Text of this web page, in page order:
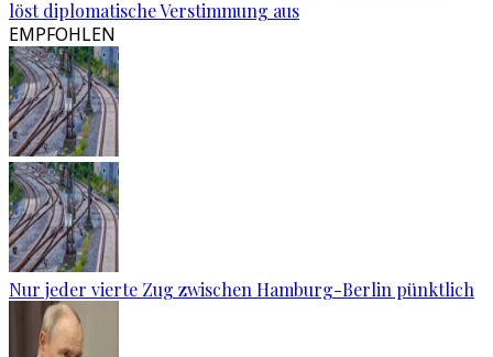
löst diplomatische Verstimmung aus
EMPFOHLEN
Nur jeder vierte Zug zwischen Hamburg-Berlin pünktlich